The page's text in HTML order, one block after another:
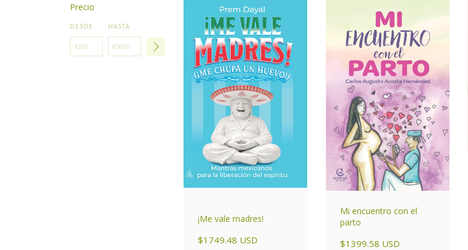
Precio
DESDE HASTA
¡Me vale madres!
$1749.48 USD
Mi encuentro con el
parto
$1399.58 USD